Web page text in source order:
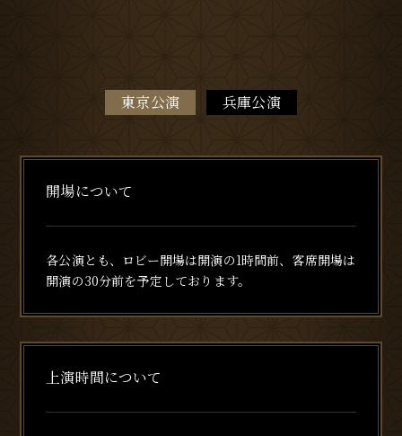
東京公演 兵庫公演
開場について
各公演とも、ロビー開場は開演の1時間前、客席開場は
開演の30分前を予定しております。
上演時間について